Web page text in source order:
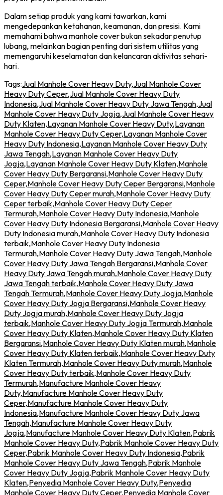
Dalam setiap produk yang kami tawarkan, kami
mengedepankan ketahanan, keamanan, dan presisi. Kami
memahami bahwa manhole cover bukan sekadar penutup
lubang, melainkan bagian penting dari sistem utilitas yang
memengaruhi keselamatan dan kelancaran aktivitas sehari-
hari.
Tags:Jual Manhole Cover Heavy Duty,Jual Manhole Cover
Heavy Duty Ceper,Jual Manhole Cover Heavy Duty
Indonesia,Jual Manhole Cover Heavy Duty Jawa Tengah,Jual
Manhole Cover Heavy Duty Jogja,Jual Manhole Cover Heavy
Duty Klaten,Layanan Manhole Cover Heavy Duty,Layanan
Manhole Cover Heavy Duty Ceper,Layanan Manhole Cover
Heavy Duty Indonesia,Layanan Manhole Cover Heavy Duty
Jawa Tengah,Layanan Manhole Cover Heavy Duty
Jogja,Layanan Manhole Cover Heavy Duty Klaten,Manhole
Cover Heavy Duty Bergaransi,Manhole Cover Heavy Duty
Ceper,Manhole Cover Heavy Duty Ceper Bergaransi,Manhole
Cover Heavy Duty Ceper murah,Manhole Cover Heavy Duty
Ceper terbaik,Manhole Cover Heavy Duty Ceper
Termurah,Manhole Cover Heavy Duty Indonesia,Manhole
Cover Heavy Duty Indonesia Bergaransi,Manhole Cover Heavy
Duty Indonesia murah,Manhole Cover Heavy Duty Indonesia
terbaik,Manhole Cover Heavy Duty Indonesia
Termurah,Manhole Cover Heavy Duty Jawa Tengah,Manhole
Cover Heavy Duty Jawa Tengah Bergaransi,Manhole Cover
Heavy Duty Jawa Tengah murah,Manhole Cover Heavy Duty
Jawa Tengah terbaik,Manhole Cover Heavy Duty Jawa
Tengah Termurah,Manhole Cover Heavy Duty Jogja,Manhole
Cover Heavy Duty Jogja Bergaransi,Manhole Cover Heavy
Duty Jogja murah,Manhole Cover Heavy Duty Jogja
terbaik,Manhole Cover Heavy Duty Jogja Termurah,Manhole
Cover Heavy Duty Klaten,Manhole Cover Heavy Duty Klaten
Bergaransi,Manhole Cover Heavy Duty Klaten murah,Manhole
Cover Heavy Duty Klaten terbaik,Manhole Cover Heavy Duty
Klaten Termurah,Manhole Cover Heavy Duty murah,Manhole
Cover Heavy Duty terbaik,Manhole Cover Heavy Duty
Termurah,Manufacture Manhole Cover Heavy
Duty,Manufacture Manhole Cover Heavy Duty
Ceper,Manufacture Manhole Cover Heavy Duty
Indonesia,Manufacture Manhole Cover Heavy Duty Jawa
Tengah,Manufacture Manhole Cover Heavy Duty
Jogja,Manufacture Manhole Cover Heavy Duty Klaten,Pabrik
Manhole Cover Heavy Duty,Pabrik Manhole Cover Heavy Duty
Ceper,Pabrik Manhole Cover Heavy Duty Indonesia,Pabrik
Manhole Cover Heavy Duty Jawa Tengah,Pabrik Manhole
Cover Heavy Duty Jogja,Pabrik Manhole Cover Heavy Duty
Klaten,Penyedia Manhole Cover Heavy Duty,Penyedia
Manhole Cover Heavy Duty Ceper,Penyedia Manhole Cover